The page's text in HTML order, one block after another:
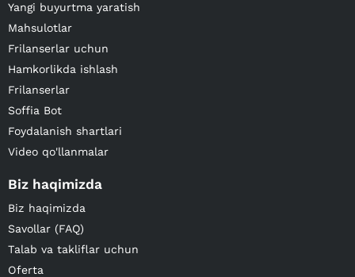
Yangi buyurtma yaratish
Mahsulotlar
Frilanserlar uchun
Hamkorlikda ishlash
Frilanserlar
Soffia Bot
Foydalanish shartlari
Video qo'llanmalar
Biz haqimizda
Biz haqimizda
Savollar (FAQ)
Talab va takliflar uchun
Oferta